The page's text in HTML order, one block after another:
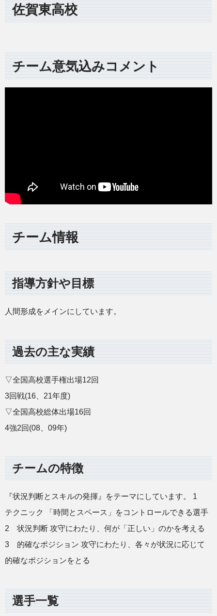
佐賀東高校
チーム意気込みコメント
チーム情報
指導方針や目標
人間形成をメインにしています。
過去の主な実績
▽全国高校選手権出場12回
3回戦(16、21年度)
▽全国高校総体出場16回
4強2回(08、09年)
チームの特徴
『状況判断とスキルの発揮』をテーマにしています。 1
テクニック 「時間とスペース」をコントロールできる選手
2 状況判断 攻守にわたり、何が「正しい」のかを考える
3 的確なポジション 攻守にわたり、各々が状況に応じて
的確なポジションをとる
選手一覧